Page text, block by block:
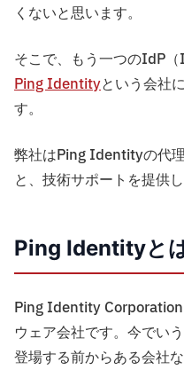
くないと思います。
そこで、もう一つのIdP
Ping Identityという会社
す。
弊社はPing Identityの代
と、技術サポートを提供し
Ping Identityと
Ping Identity Corporation
ウェア会社です。今でい
登場する前からある会社